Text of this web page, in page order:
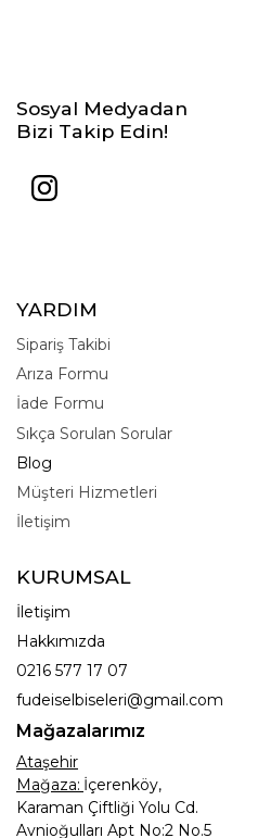
Sosyal Medyadan
Bizi Takip Edin!
YARDIM
Sipariş Takibi
Arıza Formu
İade Formu
Sıkça Sorulan Sorular
Blog
Müşteri Hizmetleri
İletişim
KURUMSAL
İletişim
Hakkımızda
0216 577 17 07
fudeiselbiseleri@gmail.com
Mağazalarımız
Ataşehir
Mağaza: İçerenköy,
Karaman Çiftliği Yolu Cd.
Avnioğulları Apt No:2 No.5